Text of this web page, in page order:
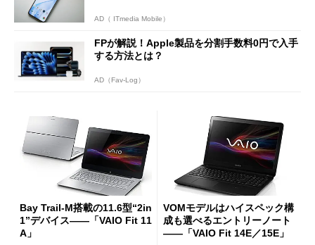
AD（ ITmedia Mobile）
FPが解説！Apple製品を分割手数料0円で入手
する方法とは？
AD（Fav-Log）
Bay Trail-M搭載の11.6型“2in
1”デバイス――「VAIO Fit 11
A」
VOMモデルはハイスペック構
成も選べるエントリーノート
――「VAIO Fit 14E／15E」